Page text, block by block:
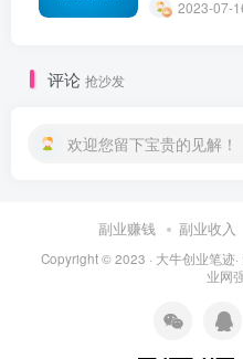
2023-07-
评论 抢沙发
欢迎您留下宝贵的见解！
副业赚钱 副业收入
Copyright © 2023 · 大牛创业笔迹·
业网